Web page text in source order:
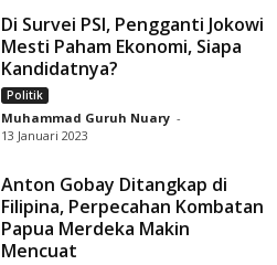
Di Survei PSI, Pengganti Jokowi
Mesti Paham Ekonomi, Siapa
Kandidatnya?
Politik
Muhammad Guruh Nuary -
13 Januari 2023
Anton Gobay Ditangkap di
Filipina, Perpecahan Kombatan
Papua Merdeka Makin
Mencuat